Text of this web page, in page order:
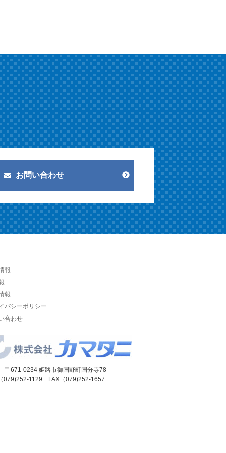
お問い合わせ
報
報
バシーポリシー
合わせ
671-0234 姫路市御国野町国分寺78
079)252-1129 FAX（079)252-1657